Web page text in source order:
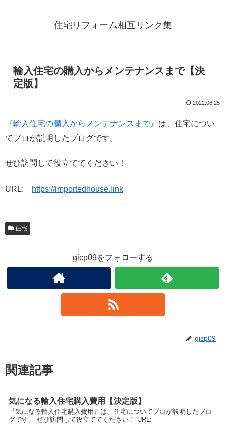
住宅リフォーム相互リンク集
輸入住宅の購入からメンテナンスまで【決
定版】
2022.06.25
『輸入住宅の購入からメンテナンスまで』は、住宅につい
てプロが説明したブログです。
ぜひ訪問して役立ててください！
URL: https://importedhouse.link
住宅
gicp09をフォローする
gicp09
関連記事
気になる輸入住宅購入費用【決定版】
『気になる輸入住宅購入費用』は、住宅についてプロが説明したブロ
グです。 ぜひ訪問して役立ててください！ URL: